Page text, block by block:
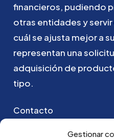
Gestionar
financieros, pudiendo
otras entidadesyservir
cuálse ajusta mejora
representan una
adquisición de
tipo.
Contacto
Puedes ponerte en